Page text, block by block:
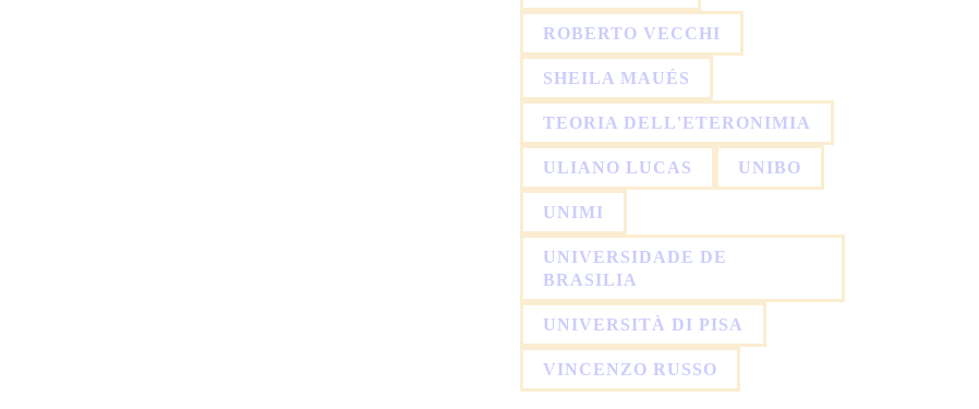
ROBERTO VECCHI
SHEILA MAUÉS
TEORIA DELL'ETERONIMIA
ULIANO LUCAS UNIBO
UNIMI
UNIVERSIDADE DE
BRASILIA
UNIVERSITÀ DI PISA
VINCENZO RUSSO